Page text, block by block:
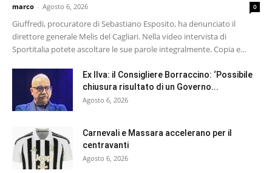
marco - Agosto 6, 2026 0
Giuffredi, procuratore di Sebastiano Esposito, ha denunciato il
direttore generale Melis del Cagliari. Nella video intervista di
Sportitalia potete ascoltare le sue parole integralmente. Copia e...
Ex Ilva: il Consigliere Borraccino: ‘Possibile
chiusura risultato di un Governo...
Agosto 6, 2026
Carnevali e Massara accelerano per il
centravanti
Agosto 6, 2026